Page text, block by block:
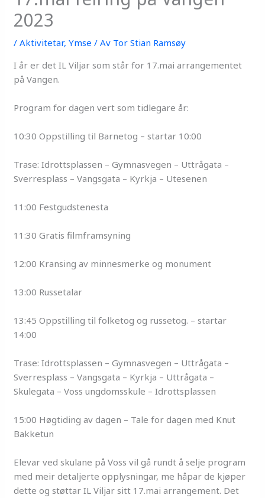
2023
/Aktivitetar,Ymse / Av Tor Stian Ramsøy
I år er det IL Viljar som står for 17.mai arrangementet
på Vangen.
Program for dagen vert som tidlegare år:
10:30 Oppstilling til Barnetog – startar 10:00
Trase: Idrottsplassen – Gymnasvegen – Uttrågata –
Sverresplass – Vangsgata – Kyrkja – Utesenen
11:00 Festgudstenesta
11:30 Gratis filmframsyning
12:00 Kransing av minnesmerke og monument
13:00 Russetalar
13:45 Oppstilling til folketog og russetog. – startar
14:00
Trase: Idrottsplassen – Gymnasvegen – Uttrågata –
Sverresplass – Vangsgata – Kyrkja – Uttrågata –
Skulegata – Voss ungdomsskule – Idrottsplassen
15:00 Høgtiding av dagen – Tale for dagen med Knut
Bakketun
Elevar ved skulane på Voss vil gå rundt å selje program
med meir detaljerte opplysningar, me håpar de kjøper
dette og støttar IL Viljar sitt 17.mai arrangement. Det